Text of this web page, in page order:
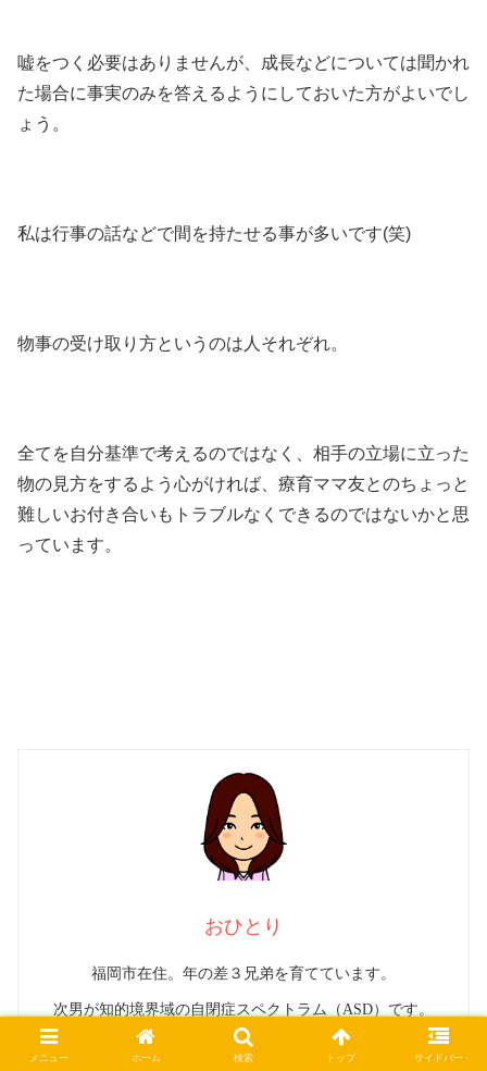
嘘をつく必要はありませんが、成長などについては聞かれ
た場合に事実のみを答えるようにしておいた方がよいでし
ょう。
私は行事の話などで間を持たせる事が多いです(笑)
物事の受け取り方というのは人それぞれ。
全てを自分基準で考えるのではなく、相手の立場に立った
物の見方をするよう心がければ、療育ママ友とのちょっと
難しいお付き合いもトラブルなくできるのではないかと思
っています。
おひとり
福岡市在住。年の差３兄弟を育てています。
次男が知的境界域の自閉症スペクトラム（ASD）です。
発達障害のこと、子育てのこと、趣味のビュッフェ巡りや旅行
メニュー ホーム 検索 トップ サイドバー